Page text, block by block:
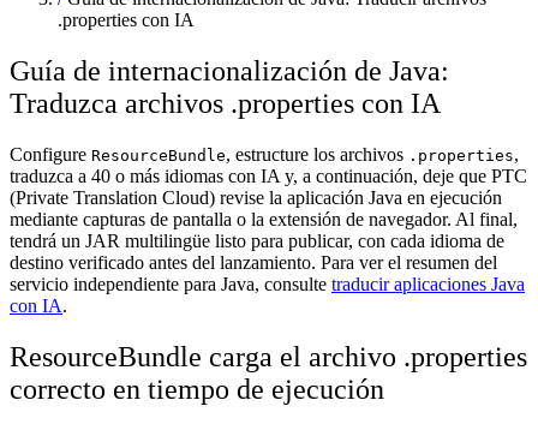
.properties con IA
Guía de internacionalización de Java:
Traduzca archivos .properties con IA
Configure ResourceBundle, estructure los archivos .properties,
traduzca a 40 o más idiomas con IA y, a continuación, deje que PTC
(Private Translation Cloud) revise la aplicación Java en ejecución
mediante capturas de pantalla o la extensión de navegador. Al final,
tendrá un JAR multilingüe listo para publicar, con cada idioma de
destino verificado antes del lanzamiento. Para ver el resumen del
servicio independiente para Java, consulte traducir aplicaciones Java
con IA.
ResourceBundle carga el archivo .properties
correcto en tiempo de ejecución